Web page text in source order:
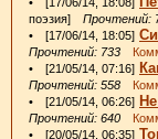
поэзия] Прочтений:
• [17/06/14, 18:05]
Прочтений: 733
• [21/05/14, 07:16]
Прочтений: 558
• [21/05/14, 06:26]
Прочтений: 640
• [20/05/14, 06:35]